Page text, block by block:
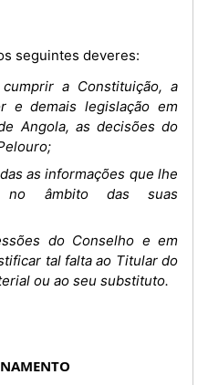
seguintes deveres:
a Constituição, a
e demais legislação em
Angola, as decisões do
as informações que lhe
no âmbito das suas
do Conselho e em
tal falta ao Titular do
ou ao seu substituto.